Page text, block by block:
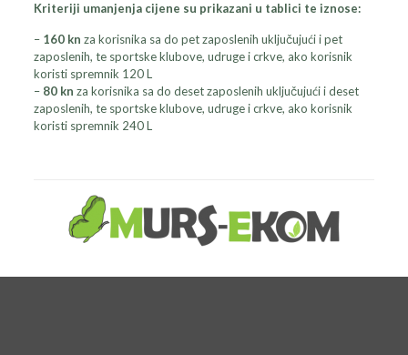
Kriteriji umanjenja cijene su prikazani u tablici te iznose:
– 160 kn za korisnika sa do pet zaposlenih uključujući i pet
zaposlenih, te sportske klubove, udruge i crkve, ako korisnik
koristi spremnik 120 L
– 80 kn za korisnika sa do deset zaposlenih uključujući i deset
zaposlenih, te sportske klubove, udruge i crkve, ako korisnik
koristi spremnik 240 L